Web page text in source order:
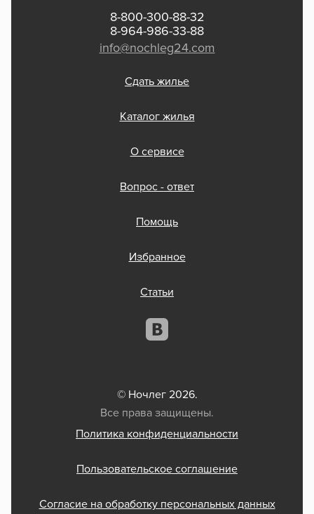
8-800-300-88-32
8-964-986-33-88
info@nochleg24.com
Сдать жилье
Каталог жилья
О сервисе
Вопрос - ответ
Помощь
Избранное
Статьи
© Ночлег 2026.
Все права защищены.
Политика конфиденциальности
Пользовательское соглашение
Согласие на обработку персональных данных